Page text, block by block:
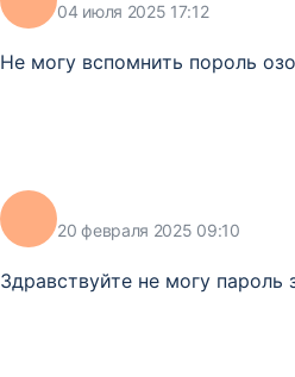
04 июля 2025 17:12
Не могу вспомнить пороль
20 февраля 2025 09:10
Здравствуйте не могу пароль